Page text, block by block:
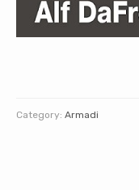
Category: Armadi